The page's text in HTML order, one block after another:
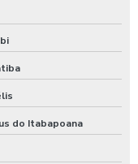
do Itabapoana